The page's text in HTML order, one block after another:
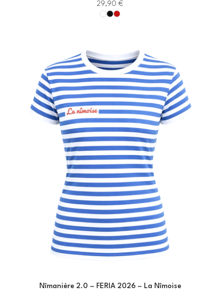
29,90 €
Nîmanière 2.0 – FERIA 2026 – La Nîmoise